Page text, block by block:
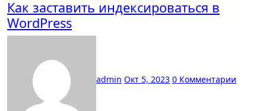
Как заставить индексироваться в
WordPress
admin Окт 5, 2023 0 Комментарии